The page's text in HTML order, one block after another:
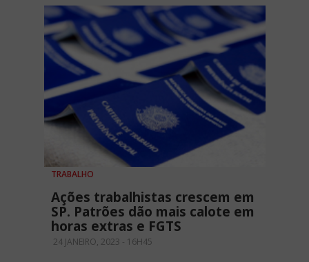
TRABALHO
Ações trabalhistas crescem em
SP. Patrões dão mais calote em
horas extras e FGTS
24 JANEIRO, 2023 - 16H45